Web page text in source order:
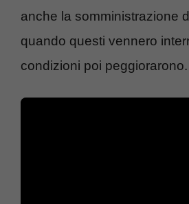
anche la somministrazione
quando questi vennero
condizioni poi peggiorarono.